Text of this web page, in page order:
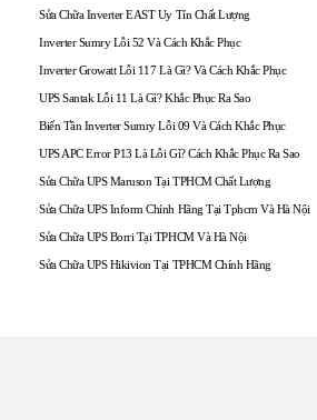
Sửa Chữa Inverter EAST Uy Tín Chất Lượng
Inverter Sumry Lỗi 52 Và Cách Khắc Phục
Inverter Growatt Lỗi 117 Là Gì? Và Cách Khắc Phục
UPS Santak Lỗi 11 Là Gì? Khắc Phục Ra Sao
Biến Tần Inverter Sumry Lỗi 09 Và Cách Khắc Phục
UPS APC Error P13 Là Lỗi Gì? Cách Khắc Phục Ra Sao
Sửa Chữa UPS Maruson Tại TPHCM Chất Lượng
Sửa Chữa UPS Inform Chính Hãng Tại Tphcm Và Hà Nội
Sửa Chữa UPS Borri Tại TPHCM Và Hà Nội
Sửa Chữa UPS Hikivion Tại TPHCM Chính Hãng